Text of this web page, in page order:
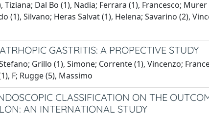
Tiziana; Dal Bo (1), Nadia; Ferrara (1), Francesco;
(1), Silvano; Heras Salvat (1), Helena; Savarino (2),
GASTRITIS: A PROPECTIVE STUDY
Grillo (1), Simone; Corrente (1), Vincenzo;
F; Rugge (5), Massimo
CLASSIFICATION ON THE
AN INTERNATIONAL STUDY